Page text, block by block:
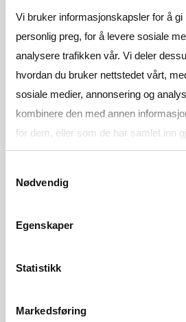
Vi bruker informasjonskapsler for å gi
personlig preg, for å levere sosiale
analysere trafikken vår. Vi deler
hvordan du bruker nettstedet vårt,
sosiale medier, annonsering og
kombinere den med annen
for dem, eller som de har samlet inn
tjenestene deres.
Se gjerne vår
Nødvendig
Egenskaper
Statistikk
Markedsføring